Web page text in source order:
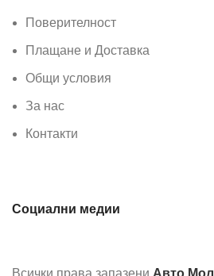
Поверителност
Плащане и Доставка
Общи условия
За нас
Контакти
Социални медии
Всички права запазени Авто Мол